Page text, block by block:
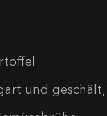
und